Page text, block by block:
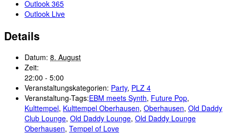
Outlook 365
Outlook Live
Details
Datum: 8. August
Zeit:
22:00 - 5:00
Veranstaltungskategorien: Party, PLZ 4
Veranstaltung-Tags:EBM meets Synth, Future Pop,
Kulttempel, Kulttempel Oberhausen, Oberhausen, Old Daddy
Club Lounge, Old Daddy Lounge, Old Daddy Lounge
Oberhausen, Tempel of Love